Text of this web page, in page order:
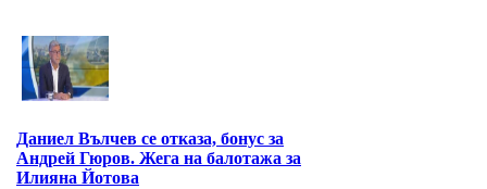
Даниел Вълчев се отказа, бонус за
Андрей Гюров. Жега на балотажа за
Илияна Йотова